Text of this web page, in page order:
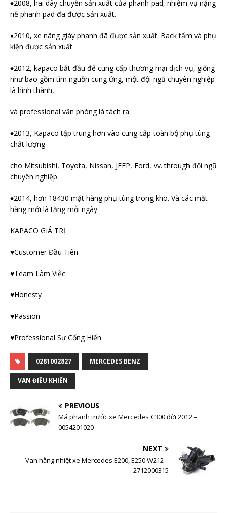
♦2008, hai dây chuyền sản xuất của phanh pad, nhiệm vụ nặng
nề phanh pad đã được sản xuất.
♦2010, xe nâng giày phanh đã được sản xuất. Back tấm và phụ
kiện được sản xuất
♦2012, kapaco bắt đầu để cung cấp thương mại dịch vụ, giống
như bao gồm tìm nguồn cung ứng, một đội ngũ chuyên nghiệp
là hình thành,
và professional văn phòng là tách ra.
♦2013, Kapaco tập trung hơn vào cung cấp toàn bộ phụ tùng
chất lượng
cho Mitsubishi, Toyota, Nissan, JEEP, Ford, vv. through đội ngũ
chuyên nghiệp.
♦2014, hơn 18430 mặt hàng phụ tùng trong kho. Và các mặt
hàng mới là tăng mỗi ngày.
KAPACO GIÁ TRỊ
♥Customer Đầu Tiên
♥Team Làm Việc
♥Honesty
♥Passion
♥Professional Sự Cống Hiến
0281002827 MERCEDES BENZ
VAN ĐIỀU KHIỂN
PREVIOUS
Má phanh trước xe Mercedes C300 đời 2012 –
0054201020
NEXT
Van hằng nhiệt xe Mercedes E200, E250 W212 –
2712000315